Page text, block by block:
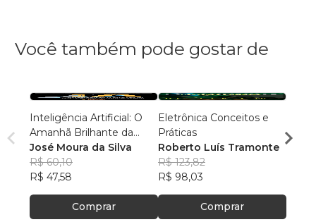
Você também pode gostar de
Inteligência Artificial: O
Amanhã Brilhante da
Humanidade
José Moura da Silva
R$ 60,10
R$ 47,58
Comprar
Eletrônica Conceitos e
Práticas
Roberto Luís Tramonte
R$ 123,82
R$ 98,03
Comprar
30